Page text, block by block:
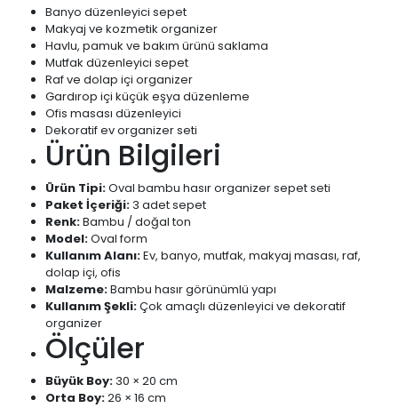
Banyo düzenleyici sepet
Makyaj ve kozmetik organizer
Havlu, pamuk ve bakım ürünü saklama
Mutfak düzenleyici sepet
Raf ve dolap içi organizer
Gardırop içi küçük eşya düzenleme
Ofis masası düzenleyici
Dekoratif ev organizer seti
Ürün Bilgileri
Ürün Tipi:Oval bambu hasır organizer sepet seti
Paket İçeriği:3 adet sepet
Renk:Bambu / doğal ton
Model:Oval form
Kullanım Alanı:Ev, banyo, mutfak, makyaj masası, raf,
dolap içi, ofis
Malzeme:Bambu hasır görünümlü yapı
Kullanım Şekli:Çok amaçlı düzenleyici ve dekoratif
organizer
Ölçüler
Büyük Boy:30 × 20 cm
Orta Boy:26 × 16 cm